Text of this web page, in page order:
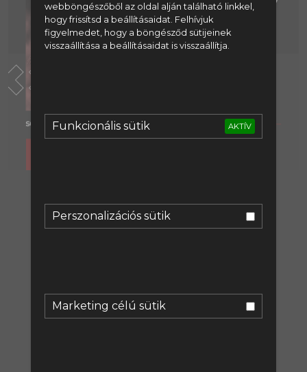
webböngészőből az oldal alján található linkkel,
hogy frissítsd a beállításaidat. Felhívjuk
figyelmedet, hogy a böngésződ sütijeinek
visszaállítása a beállításaidat is visszaállítja.
Funkcionális sütik AKTÍV
Perszonalizációs sütik
Marketing célú sütik
regisztrálj: